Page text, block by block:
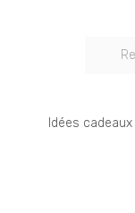
Idées cadeaux